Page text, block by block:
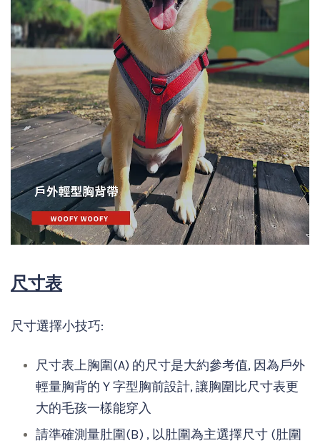
尺寸表
尺寸選擇小技巧:
尺寸表上胸圍(A) 的尺寸是大約參考值, 因為戶外
輕量胸背的Ｙ字型胸前設計, 讓胸圍比尺寸表更
大的毛孩一樣能穿入
請準確測量肚圍(B) , 以肚圍為主選擇尺寸 (肚圍